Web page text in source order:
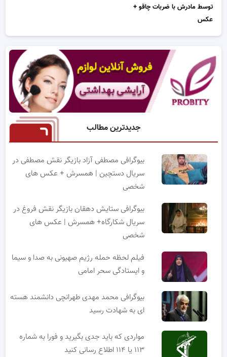
توسط مادرش با ضربات چاقو +
عکس
جدیدترین مطالب
بیوگرافی مصطفی آزاد بازیگر نقش مصطفی در
سریال دستچین | همسرش + عکس های
شخصی
بیوگرافی ستایش دهقان بازیگر نقش فروغ در
سریال شکارگاه+ همسرش | عکس های
شخصی
فیلم لحظه حمله رژیم صهیونی به صدا و سیما
و ایستادگی سحر امامی
بیوگرافی محمد مهدی طهرانچی دانشمند هسته
ای به شهادت رسید
مواردی که باید جدی بگیرید و فورا به شماره
۱۱۳ یا ۱۱۴ اطلاع رسانی کنید